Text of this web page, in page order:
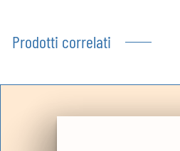
Prodotti correlati